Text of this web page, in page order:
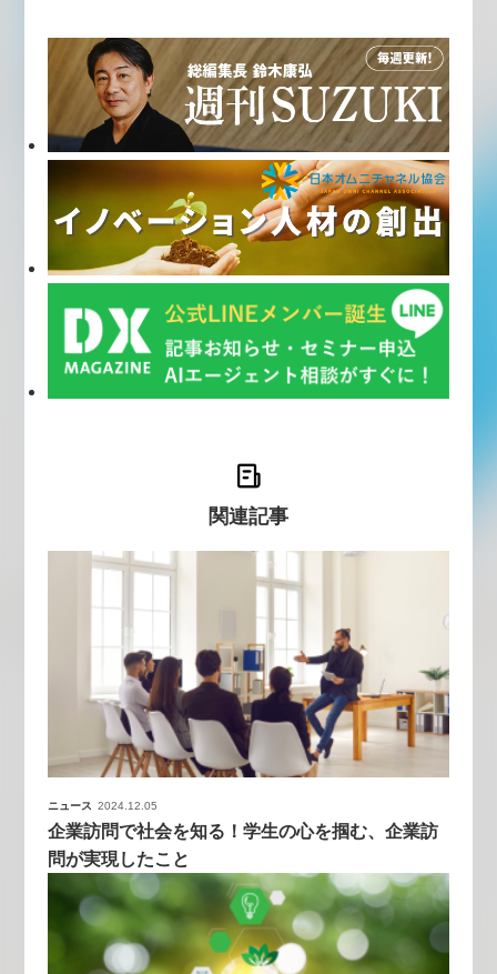
関連記事
ニュース 2024.12.05
企業訪問で社会を知る！学生の心を掴む、企業訪
問が実現したこと